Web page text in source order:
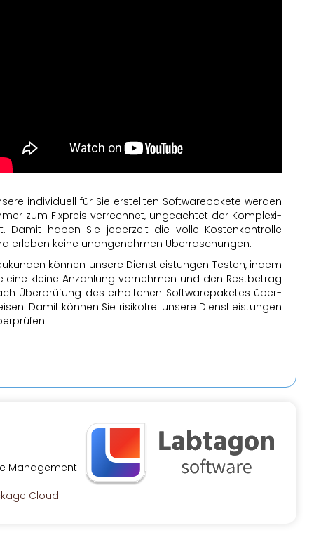
in­di­vi­du­ell für Sie er­stell­ten Soft­ware­pa­ke­te wer­den
zum Fix­preis ver­rech­net, un­ge­ach­tet der Kom­ple­xi­
Damit haben Sie je­der­zeit die volle Kos­ten­kon­trol­le
er­le­ben keine un­an­ge­neh­men Über­ra­schun­gen.
kön­nen un­se­re Dienst­leis­tun­gen Tes­ten, indem
eine klei­ne An­zah­lung vor­neh­men und den Rest­be­trag
Über­prü­fung des er­hal­te­nen Soft­ware­pa­ke­tes über­
Damit kön­nen Sie ri­si­ko­frei un­se­re Dienst­leis­tun­gen
Ma­nage­ment
Cloud.